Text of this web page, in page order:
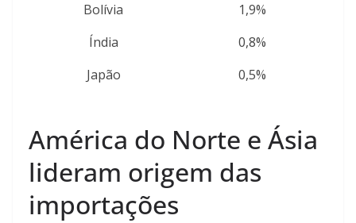
Bolívia
1,9%
Índia
0,8%
Japão
0,5%
América do Norte e Ásia
lideram origem das
importações